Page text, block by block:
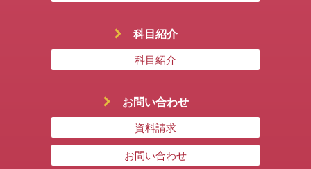
科目紹介
科目紹介
お問い合わせ
資料請求
お問い合わせ